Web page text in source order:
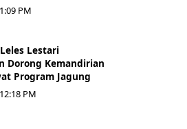
PM
Lestari
Dorong Kemandirian
Program Jagung
PM